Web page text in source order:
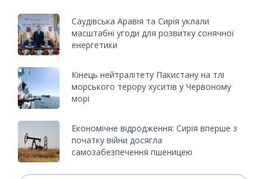
Саудівська Аравія та Сирія уклали
масштабні угоди для розвитку сонячної
енергетики
Кінець нейтралітету Пакистану на тлі
морського терору хуситів у Червоному
морі
Економічне відродження: Сирія вперше з
початку війни досягла
самозабезпечення пшеницею